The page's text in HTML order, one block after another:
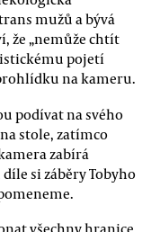
mužů a bývá
že „nemůže chtít
pojetí
na kameru.
podívat na svého
stole, zatímco
zabírá
si záběry Tobyho